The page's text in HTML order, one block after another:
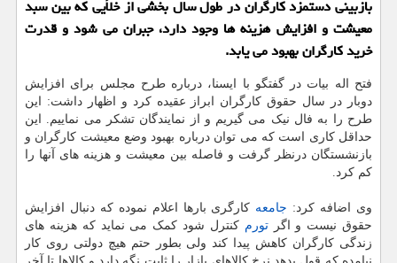
بازبینی دستمزد کارگران در طول سال بخشی از خلأیی که بین سبد
معیشت و افزایش هزینه ها وجود دارد، جبران می شود و قدرت
خرید کارگران بهبود می یابد.
فتح اله بیات در گفتگو با ایسنا، درباره طرح مجلس برای افزایش
دوبار در سال حقوق کارگران ابراز عقیده کرد و اظهار داشت: این
طرح را به فال نیک می گیریم و از نمایندگان تشکر می نماییم. این
حداقل کاری است که می توان درباره بهبود وضع معیشت کارگران و
بازنشستگان درنظر گرفت و فاصله بین معیشت و هزینه های آنها را
کم کرد.
وی اضافه کرد: جامعه کارگری بارها اعلام نموده که دنبال افزایش
حقوق نیست و اگرتورم کنترل شود کمک می نماید که هزینه های
زندگی کارگران کاهش پیدا کند ولی بطور حتم هیچ دولتی روی کار